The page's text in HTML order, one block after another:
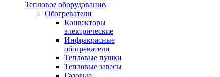
Тепловое оборудование
Обогреватели
Конвекторы
электрические
Инфракрасные
обогреватели
Тепловые пушки
Тепловые завесы
Газовые